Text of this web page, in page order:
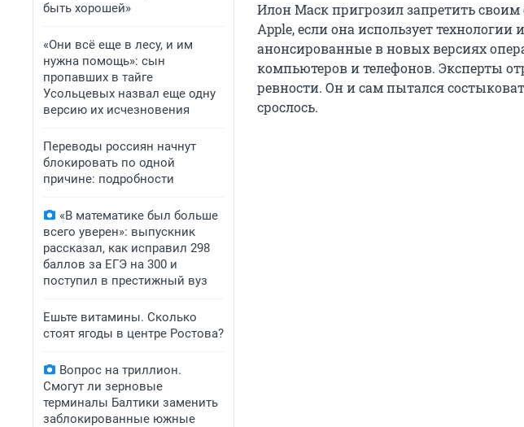
быть хорошей»
«Они всё еще в лесу, и им
нужна помощь»: сын
пропавших в тайге
Усольцевых назвал еще одну
версию их исчезновения
Переводы россиян начнут
блокировать по одной
причине: подробности
«В математике был больше
всего уверен»: выпускник
рассказал, как исправил 298
баллов за ЕГЭ на 300 и
поступил в престижный вуз
Ешьте витамины. Сколько
стоят ягоды в центре Ростова?
Вопрос на триллион.
Смогут ли зерновые
терминалы Балтики заменить
заблокированные южные
Илон Маск пригрозил запретить
Apple, если она использует технологии
анонсированные в новых версиях
компьютеров и телефонов. Эксперты
ревности. Он и сам пытался
срослось.